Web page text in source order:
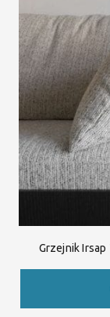
Grzejnik Irsap